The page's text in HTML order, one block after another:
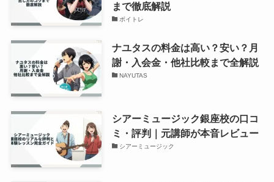
まで徹底解説
ボイトレ
ナユタスの料金は高い？安い？月
謝・入会金・他社比較まで全解説
NAYUTAS
シアーミュージック銀座校の口コ
ミ・評判｜元講師が本音レビュー
シアーミュージック